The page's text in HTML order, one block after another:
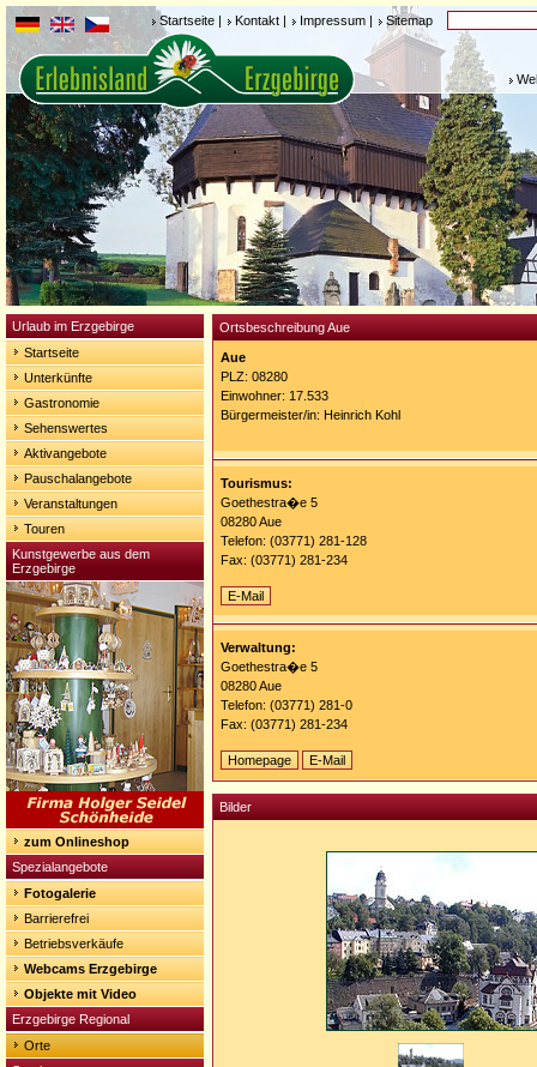
Startseite | Kontakt | Impressum | Sitemap
Urlaub im Erzgebirge
Startseite
Unterkünfte
Gastronomie
Sehenswertes
Aktivangebote
Pauschalangebote
Veranstaltungen
Touren
Kunstgewerbe aus dem
Erzgebirge
zum Onlineshop
Spezialangebote
Fotogalerie
Barrierefrei
Betriebsverkäufe
Webcams Erzgebirge
Objekte mit Video
Erzgebirge Regional
Orte
Ortsbeschreibung Aue
Aue
PLZ: 08280
Einwohner: 17.533
Bürgermeister/in: Heinrich Kohl
Tourismus:
Goethestra�e 5
08280 Aue
Telefon: (03771) 281-128
Fax: (03771) 281-234
E-
Mail:
doris.berchter@aue.de
E-Mail
Verwaltung:
Goethestra�e 5
08280 Aue
Telefon: (03771) 281-0
Fax: (03771) 281-234
Homepage:
http://www.aue.de
Homepage
E-
Mail:
stadtinformation@aue.de
E-Mail
Bilder